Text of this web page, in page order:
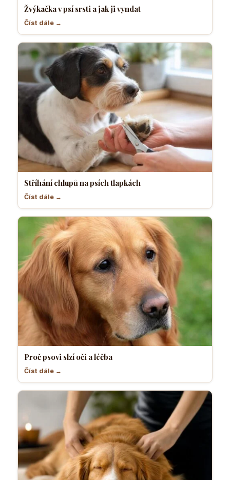
Žvýkačka v psí srsti a jak ji vyndat
Číst dále →
Stříhání chlupů na psích tlapkách
Číst dále →
Proč psovi slzí oči a léčba
Číst dále →